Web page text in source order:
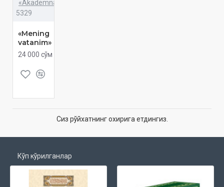
«Akademnashr»
5329
«Mening
vatanim»
24 000 сўм
Сиз рўйхатнинг охирига етдингиз.
Кўп кўрилганлар